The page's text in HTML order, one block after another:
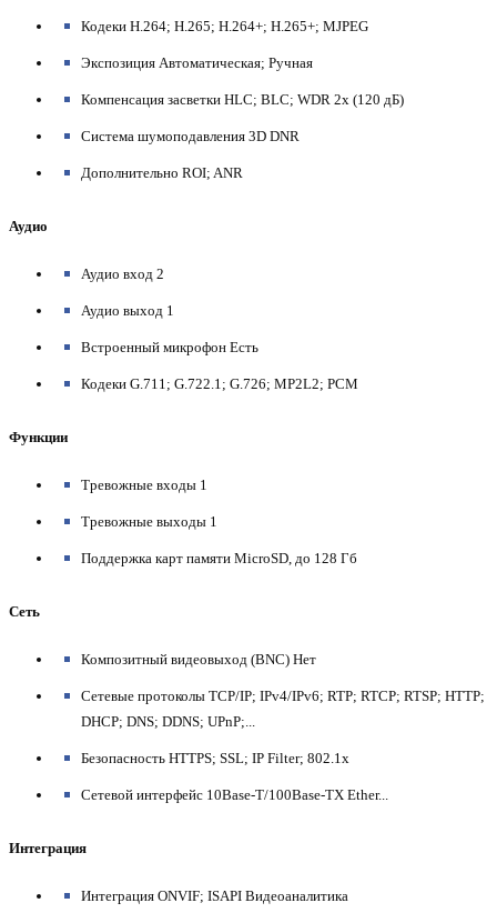
Кодеки H.264; H.265; H.264+; H.265+; MJPEG
Экспозиция Автоматическая; Ручная
Компенсация засветки HLC; BLC; WDR 2x (120 дБ)
Система шумоподавления 3D DNR
Дополнительно ROI; ANR
Аудио
Аудио вход 2
Аудио выход 1
Встроенный микрофон Есть
Кодеки G.711; G.722.1; G.726; MP2L2; PCM
Функции
Тревожные входы 1
Тревожные выходы 1
Поддержка карт памяти MicroSD, до 128 Гб
Сеть
Композитный видеовыход (BNC) Нет
Сетевые протоколы TCP/IP; IPv4/IPv6; RTP; RTCP; RTSP; HTTP;
DHCP; DNS; DDNS; UPnP;...
Безопасность HTTPS; SSL; IP Filter; 802.1x
Сетевой интерфейс 10Base-T/100Base-TX Ether...
Интеграция
Интеграция ONVIF; ISAPI Видеоаналитика